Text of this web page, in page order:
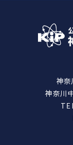
神
神奈川